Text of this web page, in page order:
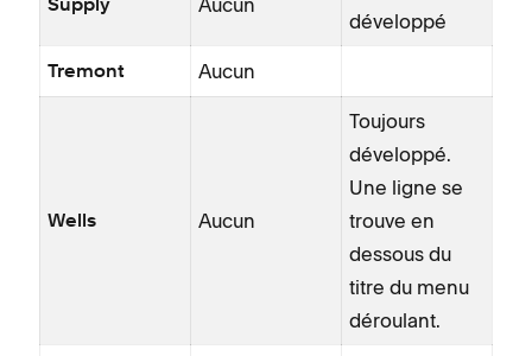
Supply
développé
Tremont Aucun
Wells Aucun
Toujours
développé.
Une ligne se
trouve en
dessous du
titre du menu
déroulant.